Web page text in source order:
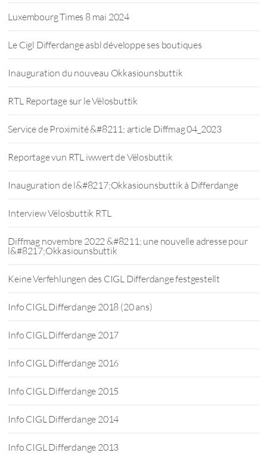
Luxembourg Times 8 mai 2024
Le Cigl Differdange asbl développe ses boutiques
Inauguration du nouveau Okkasiounsbuttik
RTL Reportage sur le Vëlosbuttik
Service de Proximité &#8211; article Diffmag 04_2023
Reportage vun RTL iwwert de Vëlosbuttik
Inauguration de l&#8217;Okkasiounsbuttik à Differdange
Interview Vëlosbuttik RTL
Diffmag novembre 2022 &#8211; une nouvelle adresse pour
l&#8217;Okkasiounsbuttik
Keine Verfehlungen des CIGL Differdange festgestellt
Info CIGL Differdange 2018 (20 ans)
Info CIGL Differdange 2017
Info CIGL Differdange 2016
Info CIGL Differdange 2015
Info CIGL Differdange 2014
Info CIGL Differdange 2013